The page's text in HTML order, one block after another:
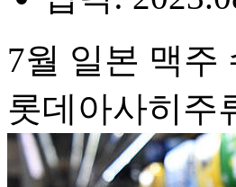
7월 일본 맥주
롯데아사히주